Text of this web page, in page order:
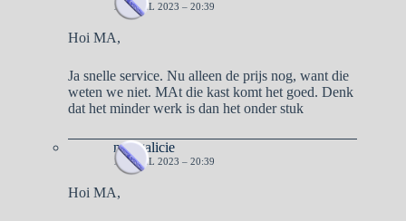
14 APRIL 2023 – 20:39
Hoi MA,
Ja snelle service. Nu alleen de prijs nog, want die
weten we niet. MAt die kast komt het goed. Denk
dat het minder werk is dan het onder stuk
naargalicie
14 APRIL 2023 – 20:39
Hoi MA,